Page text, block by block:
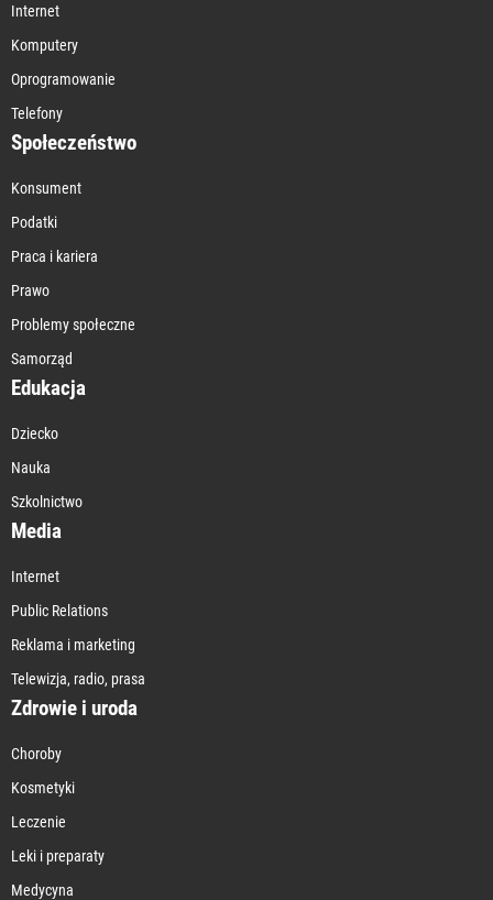
Internet
Komputery
Oprogramowanie
Telefony
Społeczeństwo
Konsument
Podatki
Praca i kariera
Prawo
Problemy społeczne
Samorząd
Edukacja
Dziecko
Nauka
Szkolnictwo
Media
Internet
Public Relations
Reklama i marketing
Telewizja, radio, prasa
Zdrowie i uroda
Choroby
Kosmetyki
Leczenie
Leki i preparaty
Medycyna